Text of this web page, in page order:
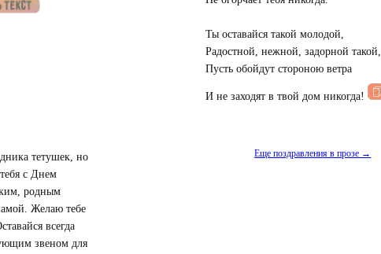
Ты оставайся такой молодой,
Радостной, нежной, задорной такой,
Пусть обойдут стороною ветра
И не заходят в твой дом никогда!
тетушек, но
с Днем
родным
Желаю тебе
всегда
звеном для
Еще поздравления в прозе →